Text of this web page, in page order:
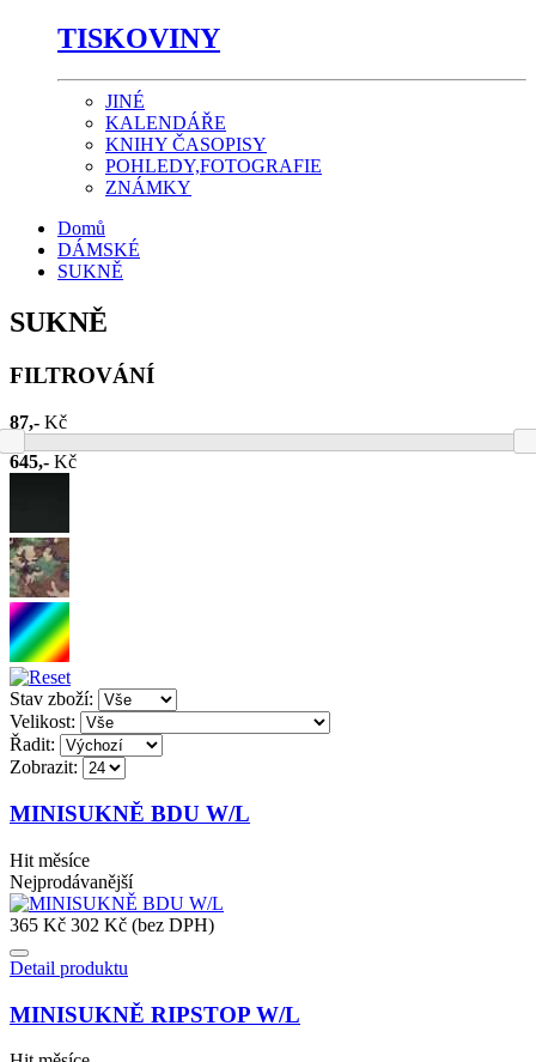
TISKOVINY
JINÉ
KALENDÁŘE
KNIHY ČASOPISY
POHLEDY,FOTOGRAFIE
ZNÁMKY
Domů
DÁMSKÉ
SUKNĚ
SUKNĚ
FILTROVÁNÍ
87,- Kč
645,- Kč
Stav zboží:
Velikost:
Řadit:
Zobrazit:
MINISUKNĚ BDU W/L
Hit měsíce
Nejprodávanější
365 Kč 302 Kč (bez DPH)
Detail produktu
MINISUKNĚ RIPSTOP W/L